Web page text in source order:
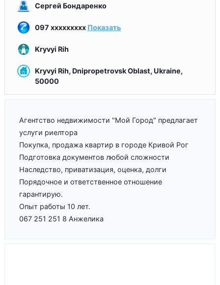
Сергей Бондаренко
097 xxxxxxxxx Показать
Kryvyi Rih
Kryvyi Rih, Dnipropetrovsk Oblast, Ukraine,
50000
Агентство недвижимости "Мой Город" предлагает
услуги риелтора
Покупка, продажа квартир в городе Кривой Рог
Подготовка документов любой сложности
Наследство, приватизация, оценка, долги
Порядочное и ответственное отношение
гарантирую.
Опыт работы 10 лет.
067 251 251 8 Анжелика